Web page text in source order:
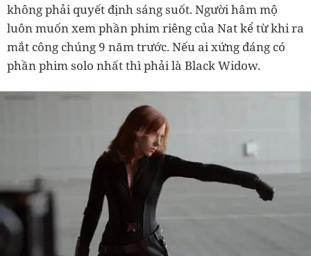
không phải quyết định sáng suốt. Người hâm mộ
luôn muốn xem phần phim riêng của Nat kể từ khi ra
mắt công chúng 9 năm trước. Nếu ai xứng đáng có
phần phim solo nhất thì phải là Black Widow.